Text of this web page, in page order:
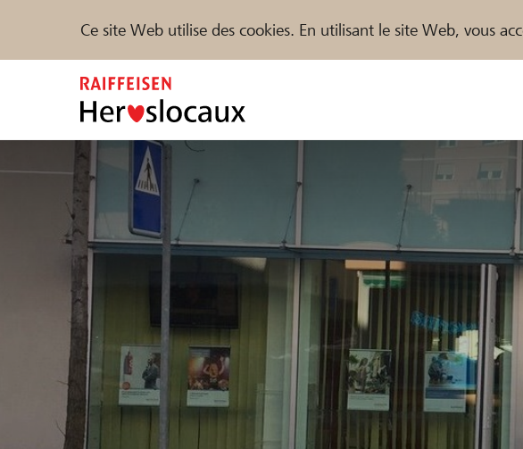
Ce site Web utilise des cookies. En utilisant le site Web, vous
Parrainer Soutien & assistance Partenaires /
Trouvez des projets et des organisations
DE IT